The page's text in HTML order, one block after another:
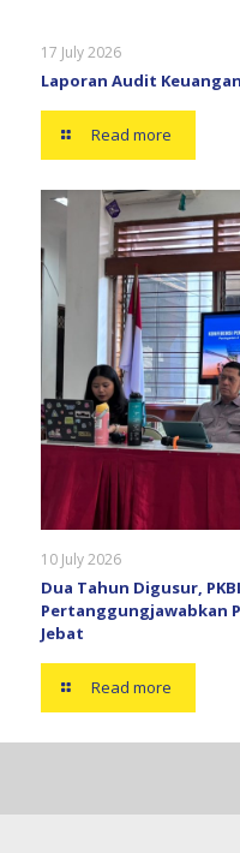
17 July 2026
Laporan Audit
Read more
10 July 2026
Dua Tahun Digusur,
Pertanggungjawabkan
Jebat
Read more